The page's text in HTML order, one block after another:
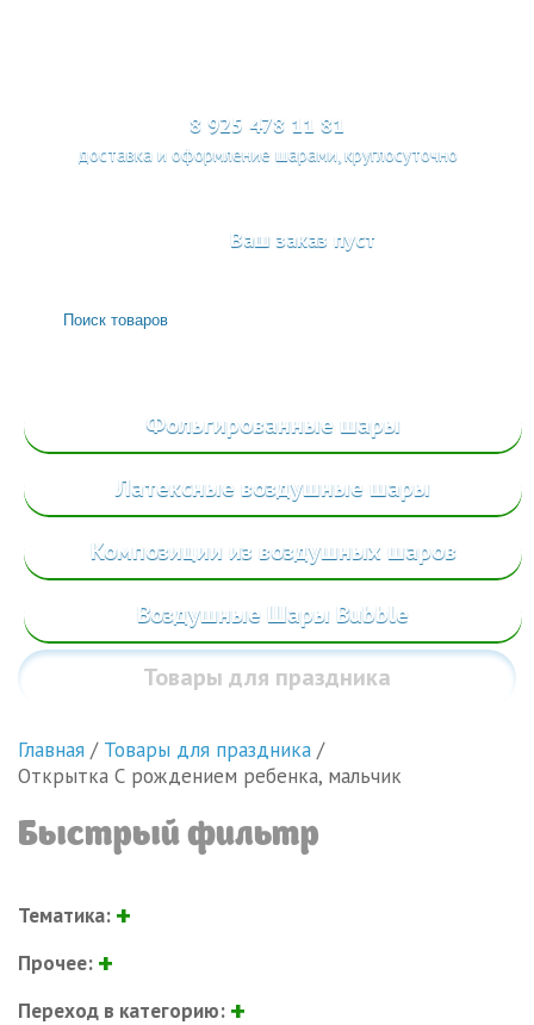
8 925 478 11 81
доставка и оформление шарами, круглосуточно
Ваш заказ пуст
Фольгированные шары
Латексные воздушные шары
Композиции из воздушных шаров
Воздушные Шары Bubble
Товары для праздника
Главная / Товары для праздника /
Открытка С рождением ребенка, мальчик
Быстрый фильтр
Тематика:
Прочее:
Переход в категорию: